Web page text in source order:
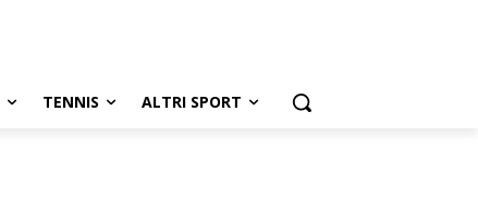
TENNIS ALTRI SPORT